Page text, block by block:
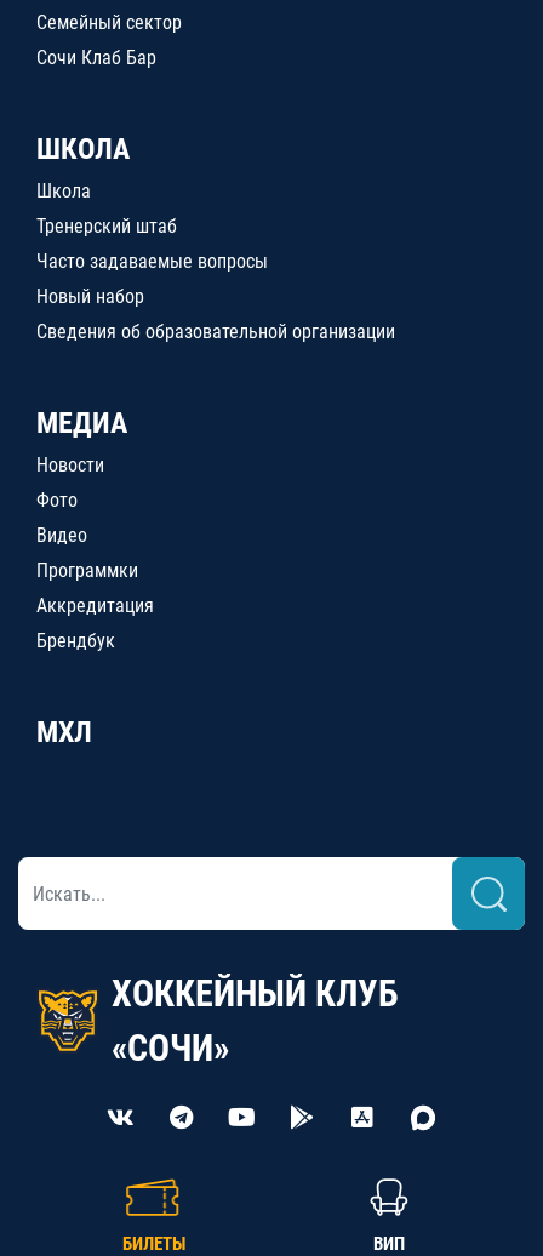
Семейный сектор
Сочи Клаб Бар
ШКОЛА
Школа
Тренерский штаб
Часто задаваемые вопросы
Новый набор
Сведения об образовательной организации
МЕДИА
Новости
Фото
Видео
Программки
Аккредитация
Брендбук
МХЛ
ХОККЕЙНЫЙ КЛУБ
«СОЧИ»
БИЛЕТЫ ВИП